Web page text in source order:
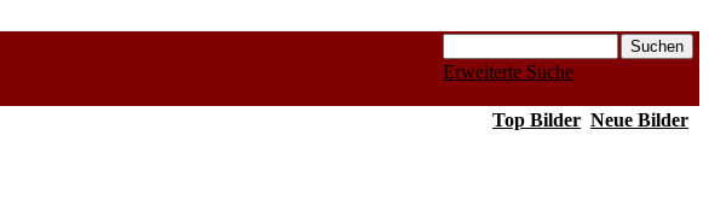
Erweiterte Suche
Top Bilder Neue Bilder